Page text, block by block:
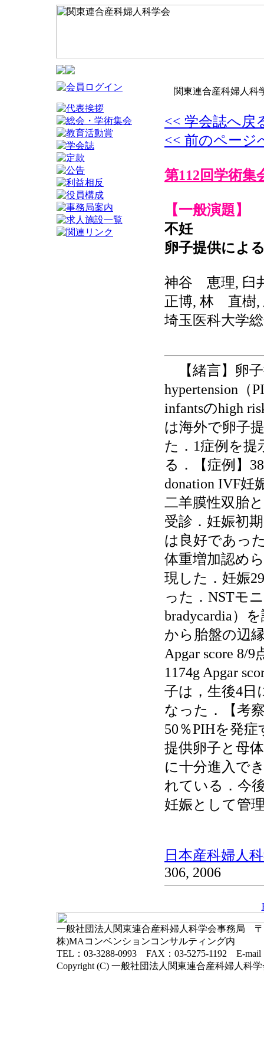
関東連合産科婦人科
<< 学会誌へ戻
<< 前のページ
第112回学術集
【一般演題】
不妊
卵子提供によ
神谷 恵理,
正博, 林 直
埼玉医科大学
【緒言】卵子
hypertension（
infantsのhigh
は海外で卵子
た．1症例を提
る．【症例】
donation IVF妊
二羊膜性双胎
受診．妊娠初
は良好であっ
体重増加認め
現した．妊娠
った．NSTモ
bradycardia）
から胎盤の辺
Apgar score 8/
1174g Apgar
子は，生後4日
なった．【考
50％PIHを発
提供卵子と母
に十分進入で
れている．今
妊娠として管
日本産科婦人
306, 2006
一般社団法人関東連合産科婦人科学会事務局 〒
株)MAコンベンションコンサルティング内
TEL：03-3288-0993 FAX：03-5275-1192 E-mail
Copyright (C) 一般社団法人関東連合産科婦人科